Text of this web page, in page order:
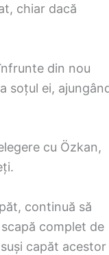
chiar dacă
din nou
soțul ei,
cu Özkan,
continuă să
complet de
capăt acestor